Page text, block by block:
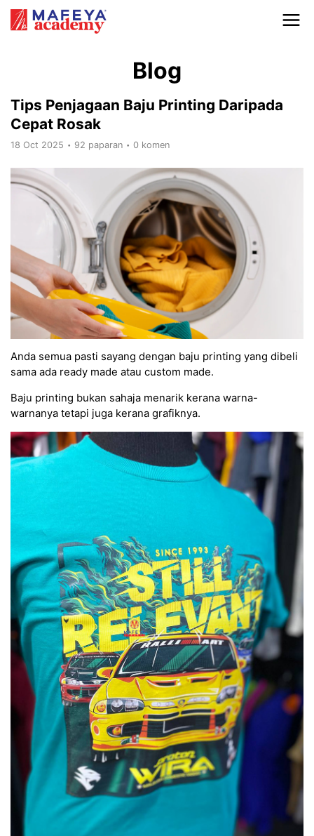
Blog
Tips Penjagaan Baju Printing Daripada
Cepat Rosak
18 Oct 2025 • 92 paparan • 0 komen
Anda semua pasti sayang dengan baju printing yang dibeli
sama ada ready made atau custom made.
Baju printing bukan sahaja menarik kerana warna-
warnanya tetapi juga kerana grafiknya.